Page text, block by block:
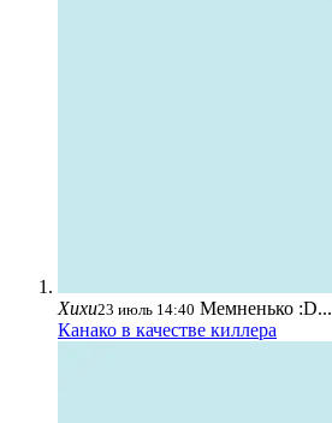
Хихи23 июль 14:40 Мемненько :D...
Канако в качестве киллера